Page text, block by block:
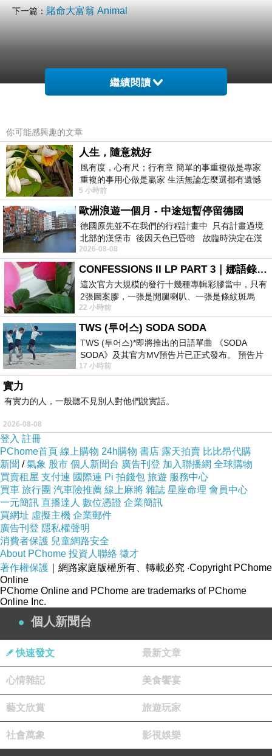
下一篇： 賭命大富翁 Animal
繼續閱讀
你可能感興趣的文章
人生，隨意就好
風有度，心有尺；行有章 簡單的事重複做是專家
重複的事用心做是贏家 生活無論怎麼選都有遺憾
所以開心就好 生活不會辜負認真
5 小時前
歐洲浪遊一個月 - 中途短暫停留德國
德國原先並不在我們的行程計畫中 只有計畫過境
北部的漢堡市 後因天色已昏暗 故臨時決定在漢
堡市吃晚餐和過夜
2026-08-08
CONFESSIONS II LP PART 3｜娜語錄II LP PART 3
這次官方大規模的發行十幾種專輯彩膠當中，只有
2張圖案膠，一張是開腿喇叭、一張是條紋斑馬
版；目前官網上只剩澳洲商店AU STORE
22 小時前
TWS (투어스) SODA SODA
TWS (투어스)*即將推出的日語單曲 《SODA
SODA》及其官方MV預告片已正式發布。 預告片
一經發布， 就引發了粉絲們對這次夏季回
17 小時前
實力
有實力的人，一般聽不見別人對他們說實話。
2026-08-08
登入 註冊
PChome首頁 線上購物 24h購物 書店 露天拍賣 比比昂代購
新聞 /氣象 股市 個人新聞台 廣告刊登 加入聯播網 全球購物
買賣租屋 支付連 國際連 Pi 拍錢包 旅遊 服務中心
買車 旅行團 汽車險推薦 線上麻將 雜誌 星座命理 會員中心
一元簡訊 直播達人 數位憑證 企業簡訊
買網址 虛擬主機 企業郵件
廣告刊登 隱私權聲明
消費者保護 兒童網路安全
About PChome 投資人聯絡 徵才
著作權保護 ｜網路家庭版權所有、轉載必究 ‧Copyright PChome
Online
PChome Online and PChome are trademarks of PChome
Online Inc.
個人新聞台
快速發文 最新文章
心情雜記 美食饗宴
藝文欣賞 旅遊玩家
社會萬象 影視娛樂